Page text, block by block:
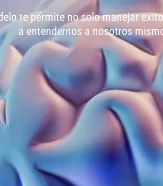
te permite no solo manejar
a entendernos a nosotros